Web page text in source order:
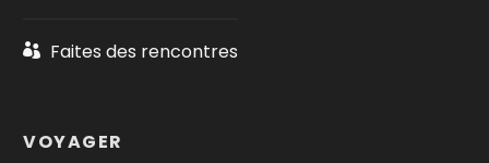
Faites des rencontres
VOYAGER